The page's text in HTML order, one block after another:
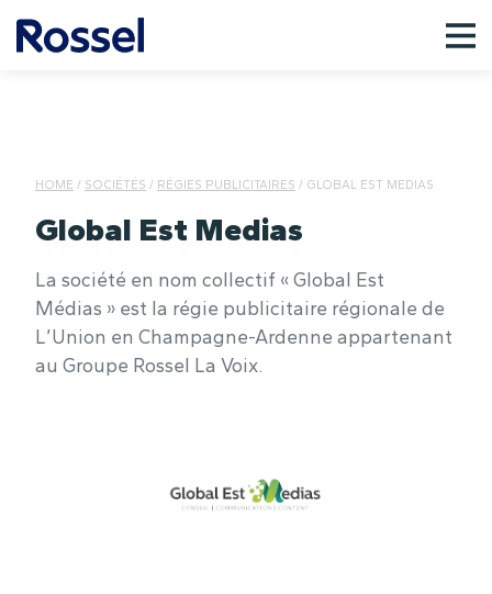
HOME / SOCIÉTÉS / RÉGIES PUBLICITAIRES / GLOBAL EST MEDIAS
Global Est Medias
La société en nom collectif « Global Est
Médias » est la régie publicitaire régionale de
L’Union en Champagne-Ardenne appartenant
au Groupe Rossel La Voix.